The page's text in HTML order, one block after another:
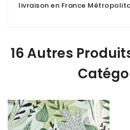
livraison en France
16 Autres